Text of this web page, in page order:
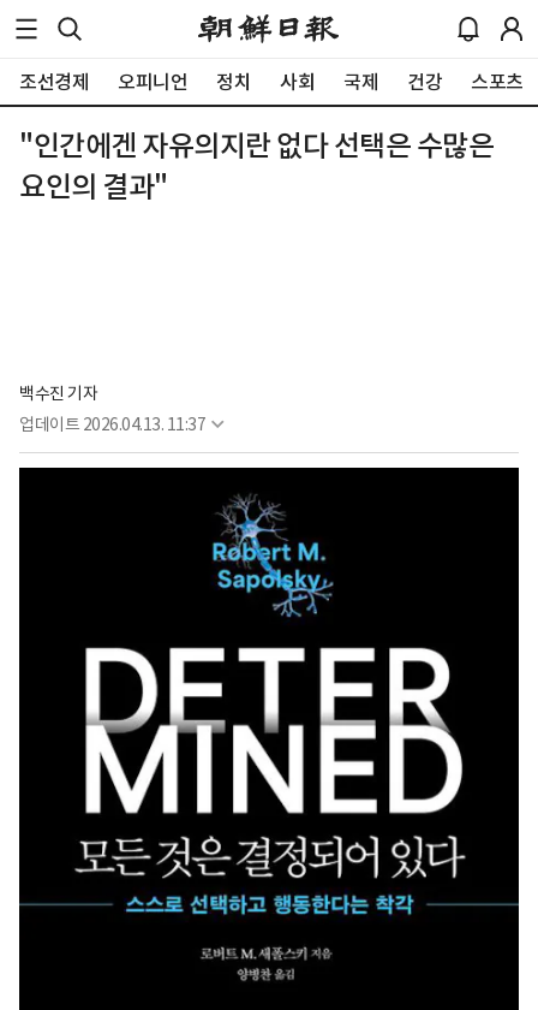
조선경제 오피니언 정치 사회 국제 건강 스포츠
"인간에겐 자유의지란 없다 선택은 수많은
요인의 결과"
백수진 기자
업데이트 2026.04.13. 11:37